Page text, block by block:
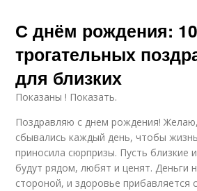
С днём рождения:
трогательных
для близких
Показаны ! Показать.
Поздравляю с днем рождения!
сбывались каждый день, чтобы
приносила сюрпризы. Пусть близкие
будут рядом, любят и ценят. Деньги
стороной, и здоровье прибавляется